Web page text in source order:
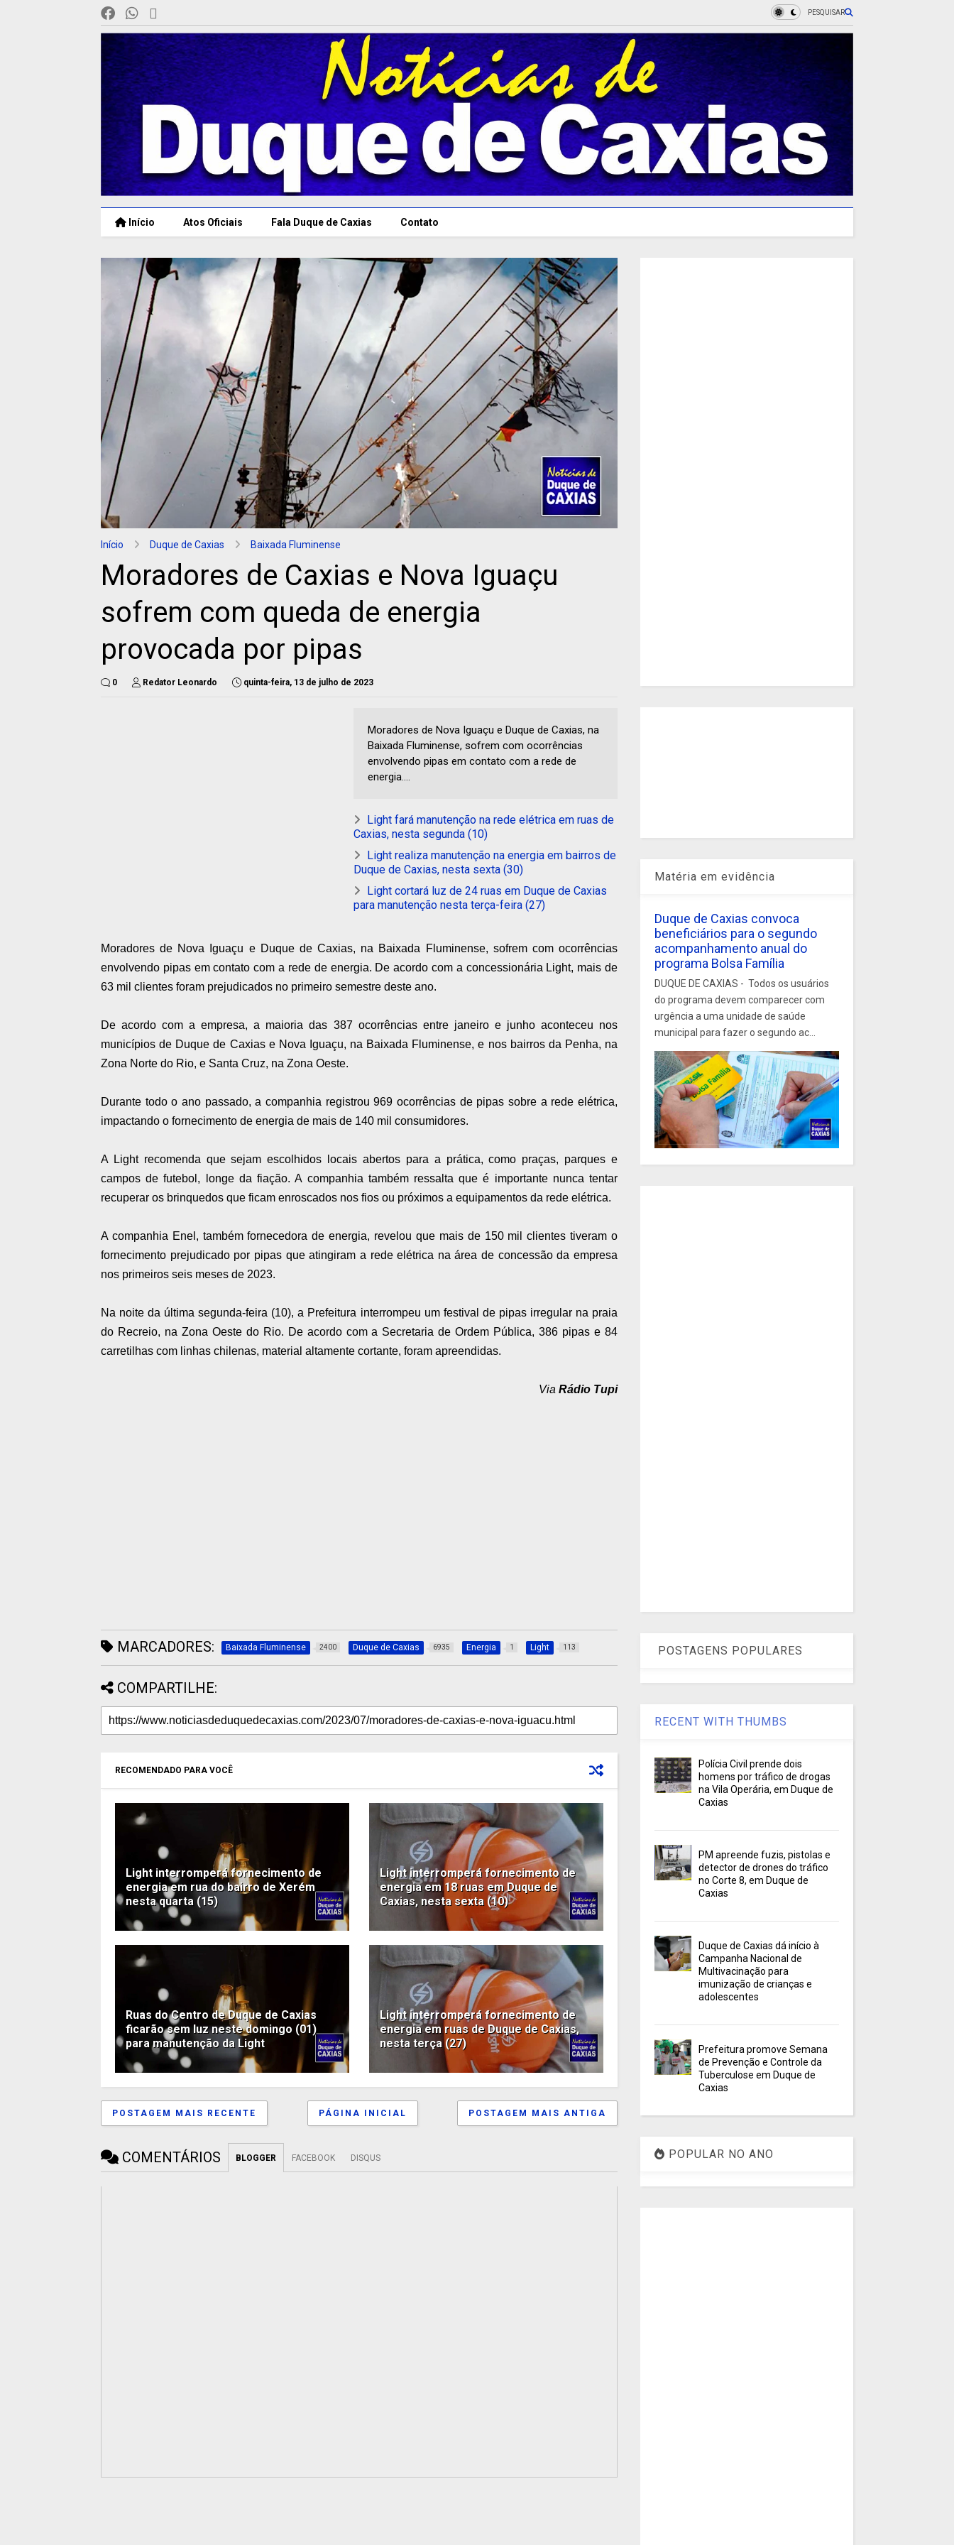
PESQUISAR
Início Atos Oficiais Fala Duque de Caxias Contato
Início Duque de Caxias Baixada Fluminense
Moradores de Caxias e Nova Iguaçu
sofrem com queda de energia
provocada por pipas
0 Redator Leonardo quinta-feira, 13 de julho de 2023
Moradores de Nova Iguaçu e Duque de Caxias, na
Baixada Fluminense, sofrem com ocorrências
envolvendo pipas em contato com a rede de
energia....
Light fará manutenção na rede elétrica em ruas de
Caxias, nesta segunda (10)
Light realiza manutenção na energia em bairros de
Duque de Caxias, nesta sexta (30)
Light cortará luz de 24 ruas em Duque de Caxias
para manutenção nesta terça-feira (27)
Moradores de Nova Iguaçu e Duque de Caxias, na Baixada Fluminense, sofrem com ocorrências
envolvendo pipas em contato com a rede de energia. De acordo com a concessionária Light, mais de
63 mil clientes foram prejudicados no primeiro semestre deste ano.
De acordo com a empresa, a maioria das 387 ocorrências entre janeiro e junho aconteceu nos
municípios de Duque de Caxias e Nova Iguaçu, na Baixada Fluminense, e nos bairros da Penha, na
Zona Norte do Rio, e Santa Cruz, na Zona Oeste.
Durante todo o ano passado, a companhia registrou 969 ocorrências de pipas sobre a rede elétrica,
impactando o fornecimento de energia de mais de 140 mil consumidores.
A Light recomenda que sejam escolhidos locais abertos para a prática, como praças, parques e
campos de futebol, longe da fiação. A companhia também ressalta que é importante nunca tentar
recuperar os brinquedos que ficam enroscados nos fios ou próximos a equipamentos da rede elétrica.
A companhia Enel, também fornecedora de energia, revelou que mais de 150 mil clientes tiveram o
fornecimento prejudicado por pipasque atingiram a rede elétrica na área de concessão da empresa
nos primeiros seis meses de 2023.
Na noite da última segunda-feira (10), a Prefeitura interrompeu um festival de pipas irregular na praia
do Recreio, na Zona Oeste do Rio. De acordo com a Secretaria de Ordem Pública, 386 pipas e 84
carretilhas com linhas chilenas, material altamente cortante, foram apreendidas.
Via Rádio Tupi
MARCADORES: Baixada Fluminense 2400 Duque de Caxias 6935 Energia 1 Light 113
COMPARTILHE:
RECOMENDADO PARA VOCÊ
Light interromperá fornecimento de
energia em rua do bairro de Xerém
nesta quarta (15)
Light interromperá fornecimento de
energia em 18 ruas em Duque de
Caxias, nesta sexta (10)
Ruas do Centro de Duque de Caxias
ficarão sem luz neste domingo (01)
para manutenção da Light
Light interromperá fornecimento de
energia em ruas de Duque de Caxias,
nesta terça (27)
POSTAGEM MAIS RECENTE POSTAGEM MAIS ANTIGA
PÁGINA INICIAL
COMENTÁRIOS BLOGGER FACEBOOK DISQUS
Matéria em evidência
Duque de Caxias convoca
beneficiários para o segundo
acompanhamento anual do
programa Bolsa Família
DUQUE DE CAXIAS - Todos os usuários
do programa devem comparecer com
urgência a uma unidade de saúde
municipal para fazer o segundo ac...
POSTAGENS POPULARES
RECENT WITH THUMBS
Polícia Civil prende dois
homens por tráfico de drogas
na Vila Operária, em Duque de
Caxias
PM apreende fuzis, pistolas e
detector de drones do tráfico
no Corte 8, em Duque de
Caxias
Duque de Caxias dá início à
Campanha Nacional de
Multivacinação para
imunização de crianças e
adolescentes
Prefeitura promove Semana
de Prevenção e Controle da
Tuberculose em Duque de
Caxias
POPULAR NO ANO